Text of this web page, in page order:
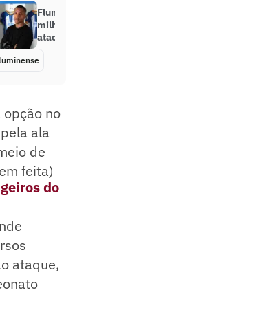
Fluminense deve lucrar R$ 11
milhões com transferência de
atacante na Premier League
no
ala
de
feita)
do
ataque,